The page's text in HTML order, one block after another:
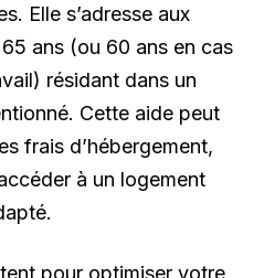
Elle s’adresse aux
ans (ou 60 ans en cas
résidant dans un
Cette aide peut
frais d’hébergement,
à un logement
pour optimiser votre